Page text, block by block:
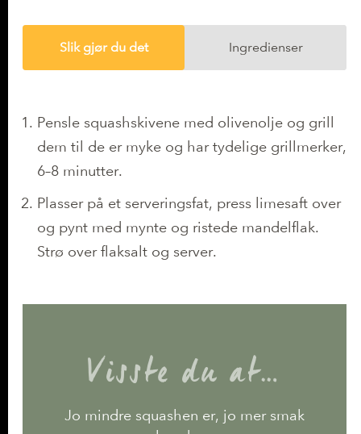
Slik gjør du det Ingredienser
Slik gjør du det
Pensle squashskivene med olivenolje og grill
dem til de er myke og har tydelige grillmerker,
6–8 minutter.
Plasser på et serveringsfat, press limesaft over
og pynt med mynte og ristede mandelflak.
Strø over flaksalt og server.
Visste du at…
Jo mindre squashen er, jo mer smak